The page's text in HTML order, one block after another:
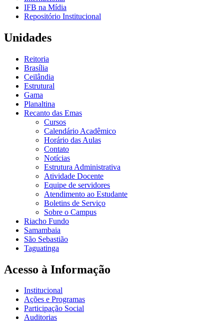
IFB na Mídia
Repositório Institucional
Unidades
Reitoria
Brasília
Ceilândia
Estrutural
Gama
Planaltina
Recanto das Emas
Cursos
Calendário Acadêmico
Horário das Aulas
Contato
Notícias
Estrutura Administrativa
Atividade Docente
Equipe de servidores
Atendimento ao Estudante
Boletins de Serviço
Sobre o Campus
Riacho Fundo
Samambaia
São Sebastião
Taguatinga
Acesso à Informação
Institucional
Ações e Programas
Participação Social
Auditorias